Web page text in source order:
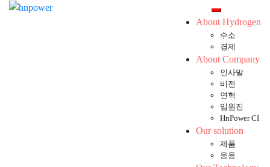
Skip
Toggle
About Hydrogen
수소
경제
About Company
인사말
비전
연혁
임원진
HnPower CI
Our solution
제품
응용